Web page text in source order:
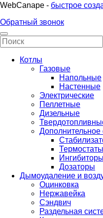
WebCanape - быстрое
Обратный звонок
Котлы
Газовые
Напольные
Настенные
Электрические
Пеллетные
Дизельные
Дополнительное
Ингибиторы
Дозаторы
Дымоудаление и
Оцинковка
Нержавейка
Сэндвич
Раздельная